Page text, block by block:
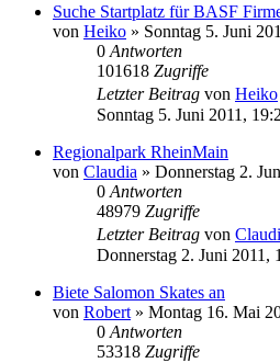
Suche Startplatz für BASF
von Heiko » Sonntag 5. Juni
0 Antworten
101618 Zugriffe
Letzter Beitrag von Heiko
Sonntag 5. Juni 2011,
Regionalpark RheinMain
von Claudia » Donnerstag 2.
0 Antworten
48979 Zugriffe
Letzter Beitrag von
Donnerstag 2. Juni 2011,
Biete Salomon Skates an
von Robert » Montag 16. Mai
0 Antworten
53318 Zugriffe